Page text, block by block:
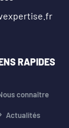
RAPIDES
connaître
Actualités